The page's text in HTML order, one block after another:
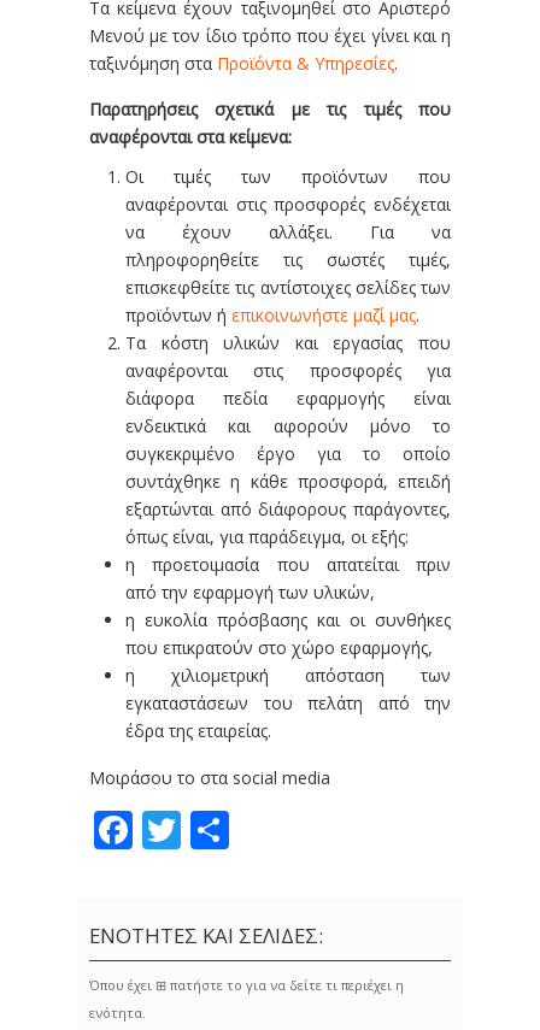
Τα κείμενα έχουν ταξινομηθεί στο Αριστερό
Μενού με τον ίδιο τρόπο που έχει γίνει και η
ταξινόμηση στα Προϊόντα & Υπηρεσίες.
Παρατηρήσεις σχετικά με τις τιμές που
αναφέρονται στα κείμενα:
Οι τιμές των προϊόντων που
αναφέρονται στις προσφορές ενδέχεται
να έχουν αλλάξει. Για να
πληροφορηθείτε τις σωστές τιμές,
επισκεφθείτε τις αντίστοιχες σελίδες των
προϊόντων ή επικοινωνήστε μαζί μας.
Τα κόστη υλικών και εργασίας που
αναφέρονται στις προσφορές για
διάφορα πεδία εφαρμογής είναι
ενδεικτικά και αφορούν μόνο το
συγκεκριμένο έργο για το οποίο
συντάχθηκε η κάθε προσφορά, επειδή
εξαρτώνται από διάφορους παράγοντες,
όπως είναι, για παράδειγμα, οι εξής:
η προετοιμασία που απατείται πριν
από την εφαρμογή των υλικών,
η ευκολία πρόσβασης και οι συνθήκες
που επικρατούν στο χώρο εφαρμογής,
η χιλιομετρική απόσταση των
εγκαταστάσεων του πελάτη από την
έδρα της εταιρείας.
Μοιράσου το στα social media
Facebook
Twitter
ΕΝΟΤΗΤΕΣ ΚΑΙ ΣΕΛΙΔΕΣ:
Όπου έχει ⊞ πατήστε το για να δείτε τι περιέχει η
ενότητα.